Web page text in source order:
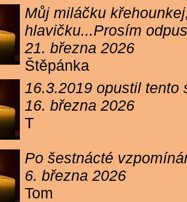
Můj miláčku
hlavičku...Prosím
21. března 2026
Štěpánka
16.3.2019 opustil
16. března 2026
T
Po šestnácté
6. března 2026
Tom